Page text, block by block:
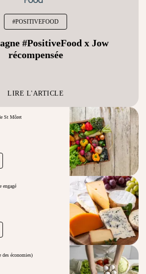
#POSITIVEFOOD
#PositiveFood x Jow
récompensée
LIRE L'ARTICLE
St Môret
engagé
des économies)